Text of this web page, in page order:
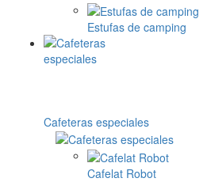
Estufas de camping
Cafeteras especiales
Cafelat Robot